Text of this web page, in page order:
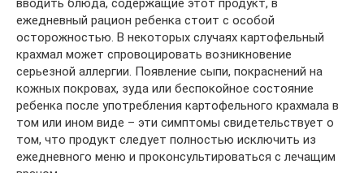
вводить блюда, содержащие этот продукт, в
ежедневный рацион ребенка стоит с особой
осторожностью. В некоторых случаях картофельный
крахмал может спровоцировать возникновение
серьезной аллергии. Появление сыпи, покраснений на
кожных покровах, зуда или беспокойное состояние
ребенка после употребления картофельного крахмала в
том или ином виде – эти симптомы свидетельствует о
том, что продукт следует полностью исключить из
ежедневного меню и проконсультироваться с лечащим